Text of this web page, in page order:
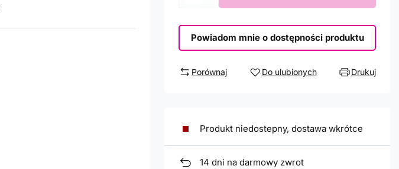
Powiadom mnie o dostępności produktu
Porównaj Do ulubionych Drukuj
Produkt niedostepny, dostawa wkrótce
14 dni na darmowy zwrot